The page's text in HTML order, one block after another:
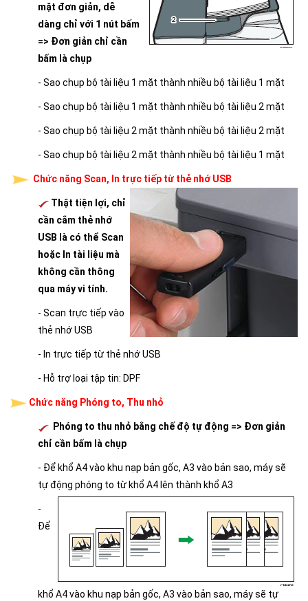
mặt đơn giản, dễ
dàng chỉ với 1 nút bấm
=> Đơn giản chỉ cần
bấm là chụp
- Sao chụp bộ tài liệu 1 mặt thành nhiều bộ tài liệu 1 mặt
- Sao chụp bộ tài liệu 1 mặt thành nhiều bộ tài liệu 2 mặt
- Sao chụp bộ tài liệu 2 mặt thành nhiều bộ tài liệu 2 mặt
- Sao chụp bộ tài liệu 2 mặt thành nhiều bộ tài liệu 1 mặt
Chức năng Scan, In trực tiếp từ thẻ nhớ USB
Thật tiện lợi, chỉ
cần cắm thẻ nhớ
USB là có thể Scan
hoặc In tài liệu mà
không cần thông
qua máy vi tính.
- Scan trực tiếp vào
thẻ nhớ USB
- In trực tiếp từ thẻ nhớ USB
- Hỗ trợ loại tập tin: DPF
Chức năng Phóng to, Thu nhỏ
Phóng to thu nhỏ bằng chế độ tự động => Đơn giản
chỉ cần bấm là chụp
- Để khổ A4 vào khu nạp bản gốc, A3 vào bản sao, máy sẽ
tự động phóng to từ khổ A4 lên thành khổ A3
-
Để
khổ A4 vào khu nạp bản gốc, A3 vào bản sao, máy sẽ tự